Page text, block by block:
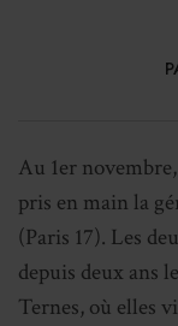
Au 1er
pris en main la
(Paris 17). Les
depuis deux ans
Ternes, où elles